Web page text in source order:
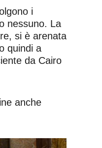
i
nessuno. La
si è arenata
quindi a
da Cairo
anche